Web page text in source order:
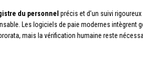
du personnel précis et d’un suivi
Les logiciels de paie modernes intègrent
mais la vérification humaine reste